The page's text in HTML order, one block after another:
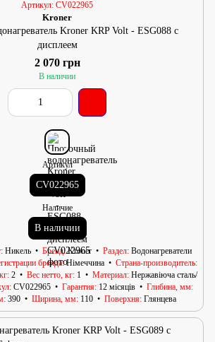
Артикул: CV022965
Kroner
Kroner KRP Volt - ESG088 с
дисплеем
2 070 грн
В наличии
Артикул
CV022965
Наличие
В наличии
Никель Бренд Kroner Раздел Водонагреватели
бренда Німеччина
Страна-производитель
2 Вес нетто, кг 1 Материал Нержавіюча сталь/
CV022965 Гарантия 12 місяців
Глибина, мм
390 Ширина, мм 110 Поверхня Глянцева